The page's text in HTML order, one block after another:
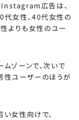
Instagram広告は、
代女性、40代女性の
よりも女性のユー
ゾーンで、次いで
性ユーザーのほうが
女性向けで、